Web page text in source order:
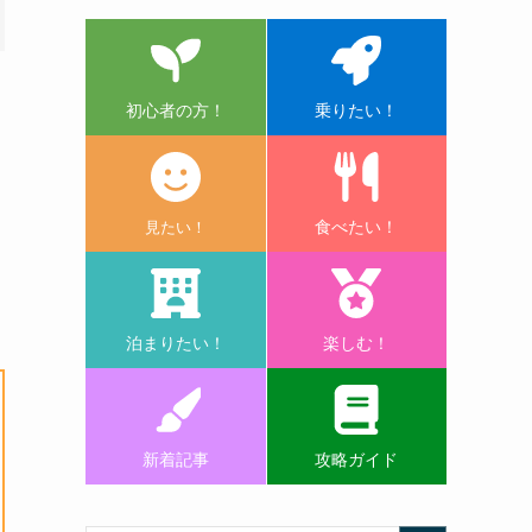
初心者の方！ 乗りたい！
見たい！ 食べたい！
泊まりたい！ 楽しむ！
新着記事 攻略ガイド